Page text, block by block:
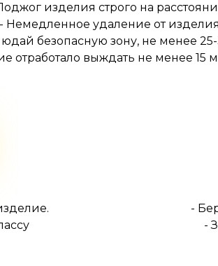
-
-
изделия строго на
- Немедленное удаление от
безопасную зону, не менее
отработало выждать не менее 15